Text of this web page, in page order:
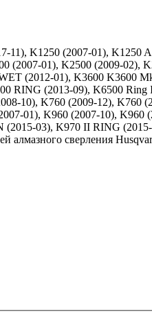
11), K1250 (2007-01),
(2007-01), K2500 (2009-02),
(2012-01), K3600 K3600
RING (2013-09), K6500
10), K760 (2009-12),
01), K960 (2007-10),
03), K970 II RING
сверления